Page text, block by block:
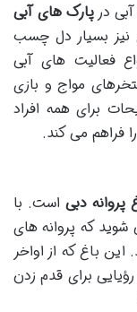
در پارک های آبی
نیز بسیار دل چسب
فعالیت های آبی
مواج و بازی
برای همه افراد
فراهم می کند​.
پروانه دبی است. با
شوید که پروانه های
باغ که از اواخر
برای قدم زدن